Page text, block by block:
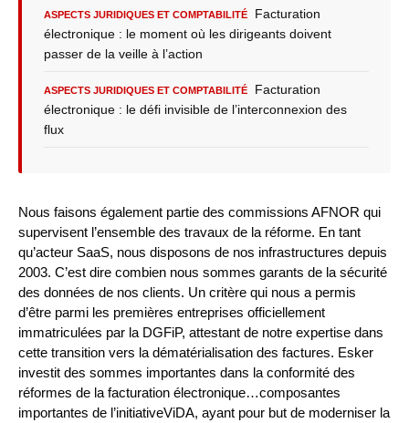
ASPECTS JURIDIQUES ET COMPTABILITÉ
Facturation
électronique : le moment où les dirigeants doivent
passer de la veille à l’action
ASPECTS JURIDIQUES ET COMPTABILITÉ
Facturation
électronique : le défi invisible de l’interconnexion des
flux
Nous faisons également partie des commissions AFNOR qui
supervisent l’ensemble des travaux de la réforme. En tant
qu’acteur SaaS, nous disposons de nos infrastructures depuis
2003. C’est dire combien nous sommes garants de la sécurité
des données de nos clients. Un critère qui nous a permis
d’être parmi les premières entreprises officiellement
immatriculées par la DGFiP, attestant de notre expertise dans
cette transition vers la dématérialisation des factures. Esker
investit des sommes importantes dans la conformité des
réformes de la facturation électronique…composantes
importantes de l’initiativeViDA, ayant pour but de moderniser la